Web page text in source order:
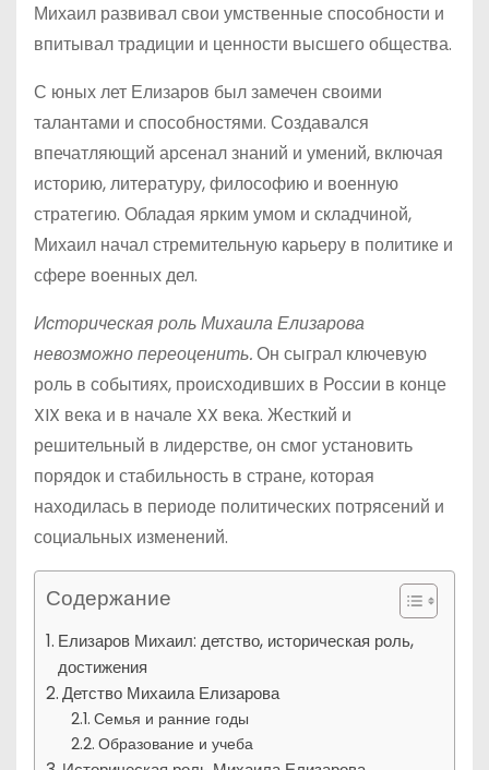
Михаил развивал свои умственные способности и
впитывал традиции и ценности высшего общества.
С юных лет Елизаров был замечен своими
талантами и способностями. Создавался
впечатляющий арсенал знаний и умений, включая
историю, литературу, философию и военную
стратегию. Обладая ярким умом и складчиной,
Михаил начал стремительную карьеру в политике и
сфере военных дел.
Историческая роль Михаила Елизарова
невозможно переоценить.Он сыграл ключевую
роль в событиях, происходивших в России в конце
XIX века и в начале XX века. Жесткий и
решительный в лидерстве, он смог установить
порядок и стабильность в стране, которая
находилась в периоде политических потрясений и
социальных изменений.
Содержание
Елизаров Михаил: детство, историческая роль,
достижения
Детство Михаила Елизарова
Семья и ранние годы
Образование и учеба